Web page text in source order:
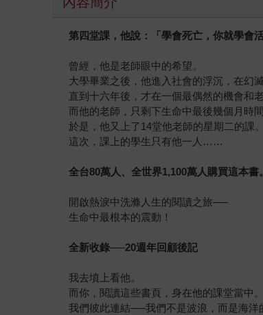
第四堂課，他說：「學會死亡，你就學會
曾經，他是老師眼中的希望。
大學畢業之後，他進入社會的浮沉，在幻
直到十六年後，才在一個最偶然的機會和老
而他的老師，只剩下生命中最後幾個月時間
於是，他又上了14堂他老師的星期二的課。
這次，課上的學生只有他一人……
全台80萬人、全世界1,100萬人購買這本書。
開啟熱淚中洗滌人生的閱讀之旅──
生命中最根本的震動！
全新收錄──20週年回顧後記
我去墳上看他。
而你，閱讀這些書頁，身在他的課堂當中。
我們彼此連結──我們不是波浪，而是海洋